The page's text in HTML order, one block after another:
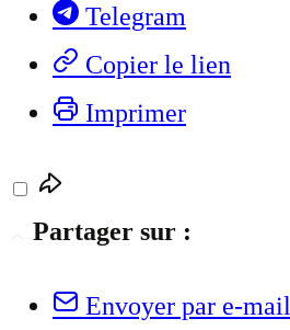
Telegram
Copier le lien
Imprimer
Partager sur :
Envoyer par e-mail